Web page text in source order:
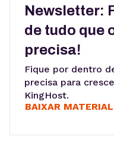
Newsletter:
de tudo que
precisa!
Fique por dentro
precisa para
KingHost.
BAIXAR MATERIAL